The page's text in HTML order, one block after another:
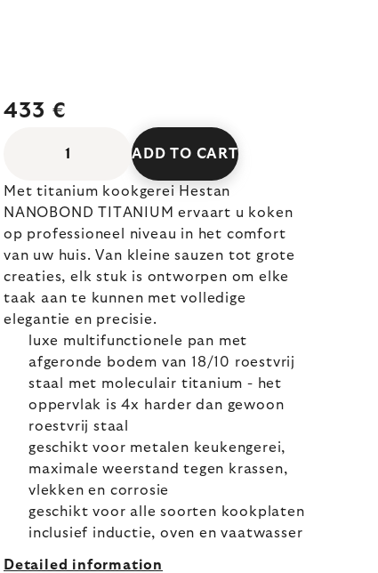
433 €
ADD TO CART
Met titanium kookgerei Hestan
NANOBOND TITANIUM ervaart u koken
op professioneel niveau in het comfort
van uw huis. Van kleine sauzen tot grote
creaties, elk stuk is ontworpen om elke
taak aan te kunnen met volledige
elegantie en precisie.
luxe multifunctionele pan met
afgeronde bodem van 18/10 roestvrij
staal met moleculair titanium - het
oppervlak is 4x harder dan gewoon
roestvrij staal
geschikt voor metalen keukengerei,
maximale weerstand tegen krassen,
vlekken en corrosie
geschikt voor alle soorten kookplaten
inclusief inductie, oven en vaatwasser
Detailed information